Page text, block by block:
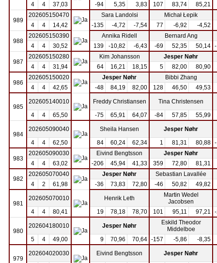
4
4 37,03 -94 5,35 3,83 107 83,74 85,21
989
202605150470 Sara Landolsi
Michał Łepik
4
4 14,42 -135 -4,72 -7,54 77 -6,92 -4,52
988
202605150390 Annika Ridell
Bernard Ang
4
4 30,52 139 -10,82 -6,43 -69 52,35 50,14
987
202605150280 Kim Johansson
Jesper Nøhr
4
4 31,94 64 16,21 18,15 5 82,00 80,90
986
202605150020 Jesper Nøhr
Bibbi Zhang
4
4 42,65 -48 84,19 82,00 128 46,50 49,53
985
202605140010 Freddy Christiansen
Tina Christensen
4
4 65,50 -75 65,91 64,07 -84 57,85 55,99
984
202605090040 Sheila Hansen
Jesper Nøhr
4
4 62,50 84 60,24 62,34 1 81,31 80,88
983
202605090030 Eivind Bengtsson
Jesper Nøhr
4
4 63,02 -206 45,94 41,33 359 72,80 81,31
982
202605070040 Jesper Nøhr
Sebastian Lavallée
4
2 61,98 -36 73,83 72,80 -46 50,82 49,82
981
202605070010 Henrik Leth
Martin Wedel
Jacobsen
4
4 80,41 19 78,18 78,70 101 95,11 97,21
980
202604180010 Jesper Nøhr
Eskild Theodor
Middelboe
5
4 49,00 9 70,96 70,64 -157 -5,86 -8,35
979
202604020030 Eivind Bengtsson
Jesper Nøhr